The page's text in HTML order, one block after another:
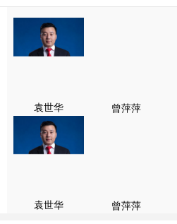
袁世华 曾萍萍
袁世华 曾萍萍